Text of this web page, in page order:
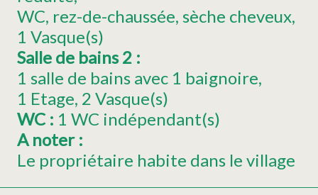
WC rez-de-chaussée sèche cheveux
1 Vasque(s)
Salle de bains 2 :
1 salle de bains avec 1 baignoire
1 Etage 2 Vasque(s)
WC : 1 WC indépendant(s)
A noter :
Le propriétaire habite dans le village